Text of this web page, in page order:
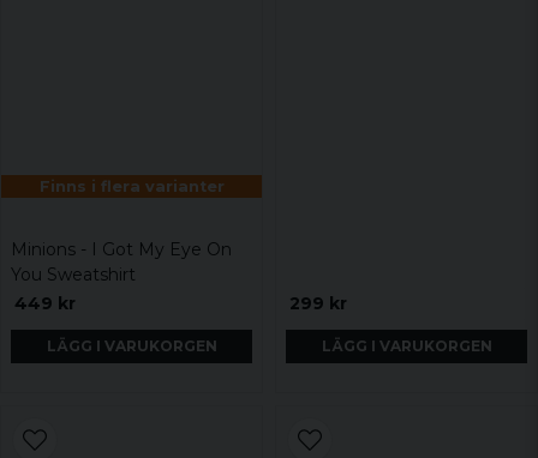
Finns i flera varianter
Minions - I Got My Eye On
You Sweatshirt
449 kr
LÄGG I VARUKORGEN
299 kr
LÄGG I VARUKORGEN